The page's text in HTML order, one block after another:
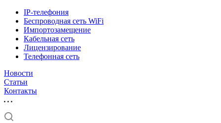
IP-телефония
Беспроводная сеть WiFi
Импортозамещение
Кабельная сеть
Лицензирование
Телефонная сеть
Новости
Статьи
Контакты